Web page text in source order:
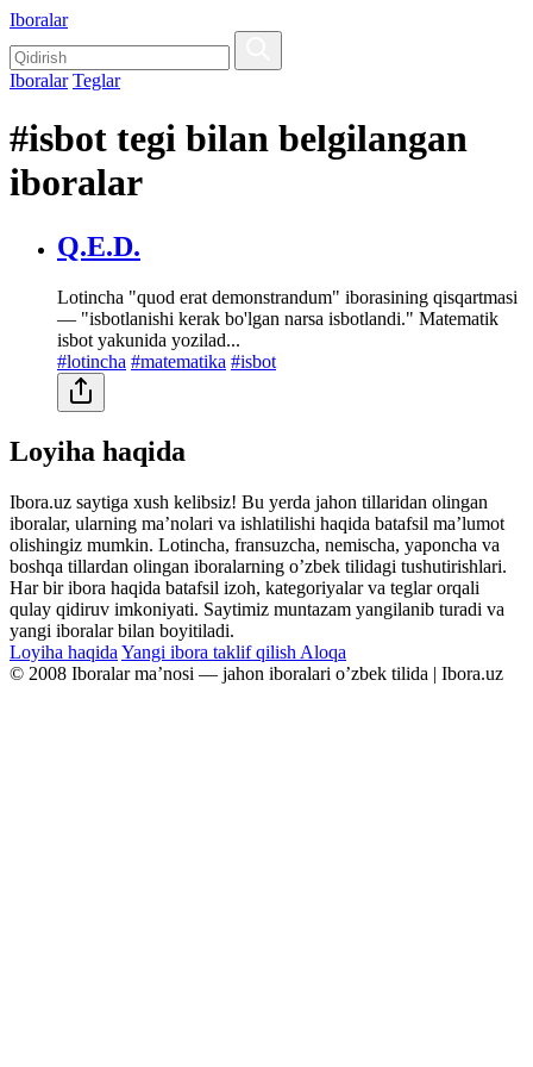
Iboralar
Iboralar Teglar
#isbot tegi bilan belgilangan
iboralar
Q.E.D.
Lotincha "quod erat demonstrandum" iborasining qisqartmasi
— "isbotlanishi kerak bo'lgan narsa isbotlandi." Matematik
isbot yakunida yozilad...
#lotincha #matematika #isbot
Loyiha haqida
Ibora.uz saytiga xush kelibsiz! Bu yerda jahon tillaridan olingan
iboralar, ularning maʼnolari va ishlatilishi haqida batafsil maʼlumot
olishingiz mumkin. Lotincha, fransuzcha, nemischa, yaponcha va
boshqa tillardan olingan iboralarning oʼzbek tilidagi tushutirishlari.
Har bir ibora haqida batafsil izoh, kategoriyalar va teglar orqali
qulay qidiruv imkoniyati. Saytimiz muntazam yangilanib turadi va
yangi iboralar bilan boyitiladi.
Loyiha haqida Yangi ibora taklif qilish Aloqa
© 2008 Iboralar maʼnosi — jahon iboralari oʼzbek tilida | Ibora.uz